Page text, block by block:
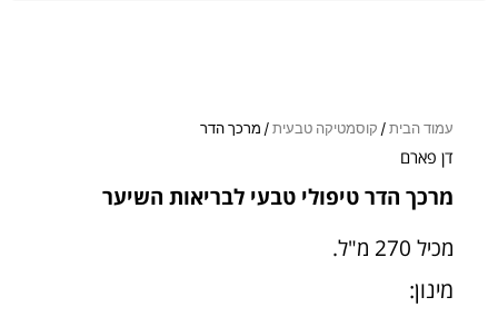
עמוד הבית/ קוסמטיקה טבעית/ מרכך הדר
דן פארם
מרכך הדר טיפולי טבעי לבריאות השיער
מכיל 270 מ"ל.
מינון: